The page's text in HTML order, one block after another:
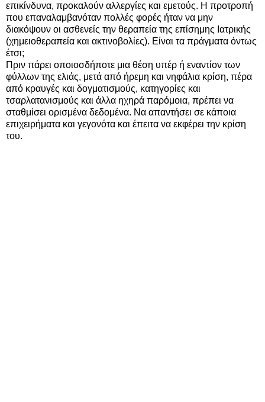
επικίνδυνα, προκαλούν αλλεργίες και εμετούς. Η προτροπή
που επαναλαμβανόταν πολλές φορές ήταν να μην
διακόψουν οι ασθενείς την θεραπεία της επίσημης Ιατρικής
(χημειοθεραπεία και ακτινοβολίες). Είναι τα πράγματα όντως
έτσι;
Πριν πάρει οποιοσδήποτε μια θέση υπέρ ή εναντίον των
φύλλων της ελιάς, μετά από ήρεμη και νηφάλια κρίση, πέρα
από κραυγές και δογματισμούς, κατηγορίες και
τσαρλατανισμούς και άλλα ηχηρά παρόμοια, πρέπει να
σταθμίσει ορισμένα δεδομένα. Να απαντήσει σε κάποια
επιχειρήματα και γεγονότα και έπειτα να εκφέρει την κρίση
του.